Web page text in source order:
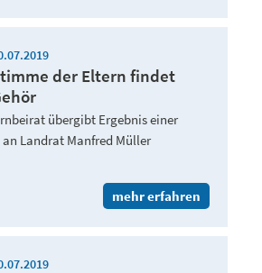
der Eltern findet
übergibt Ergebnis einer
Landrat Manfred Müller
mehr erfahren